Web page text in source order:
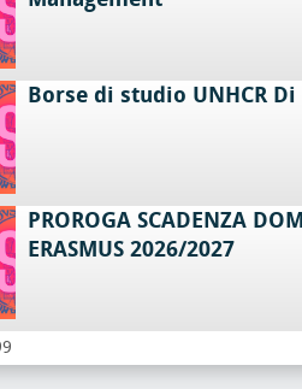
Borse di studio UNHCR
PROROGA SCADENZA
ERASMUS 2026/2027